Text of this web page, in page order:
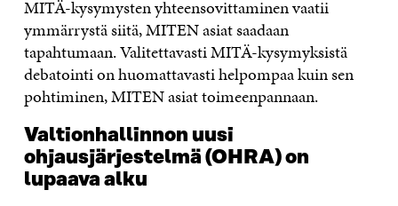
MITÄ-kysymysten yhteensovittaminen vaatii
ymmärrystä siitä, MITEN asiat saadaan
tapahtumaan. Valitettavasti MITÄ-kysymyksistä
debatointi on huomattavasti helpompaa kuin sen
pohtiminen, MITEN asiat toimeenpannaan.
Valtionhallinnon uusi
ohjausjärjestelmä (OHRA) on
lupaava alku